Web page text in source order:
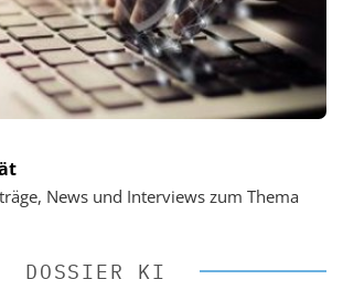
News und Interviews zum Thema
DOSSIER KI